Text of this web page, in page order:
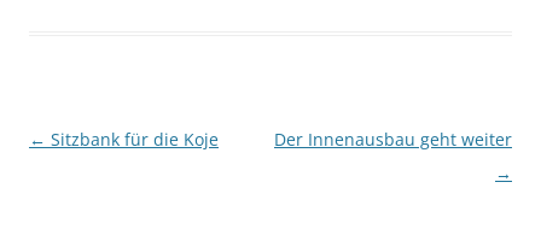
Beitragsnavigation
← Sitzbank für die Koje
Der Innenausbau geht weiter
→